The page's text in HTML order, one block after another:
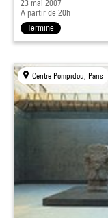
23 mai 2007
À partir de 20h
Terminé
Centre Pompidou, Paris